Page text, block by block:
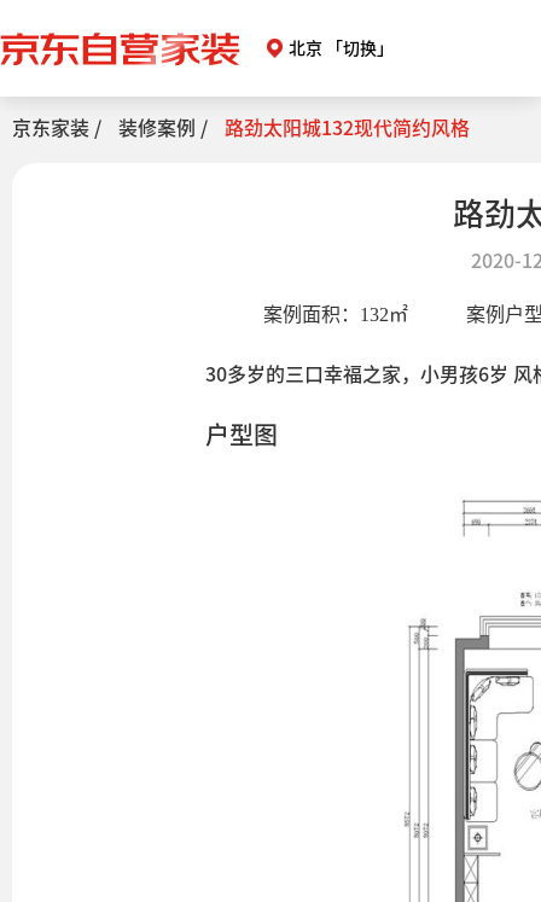
北京 「切换」
京东家装 / 装修案例 / 路劲太阳城132现代简约风格
路劲
2020-
案例面积： 132㎡ 案例户
30多岁的三口幸福之家，小男孩6岁
户型图